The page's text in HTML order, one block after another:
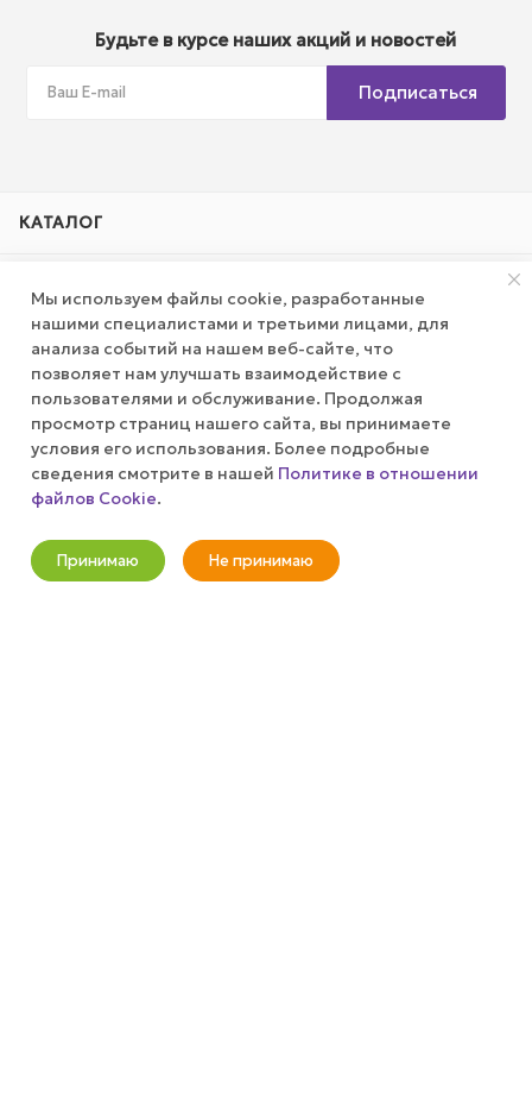
Будьте в курсе наших акций и новостей
Подписаться
КАТАЛОГ
КОМПАНИЯ
ПУБЛИЧНАЯ ОФЕРТА
КАК СДЕЛАТЬ ЗАКАЗ?
+7 (800) 100-37-51
Мы используем файлы cookie, разработанные
нашими специалистами и третьими лицами, для
анализа событий на нашем веб-сайте, что
позволяет нам улучшать взаимодействие с
пользователями и обслуживание. Продолжая
просмотр страниц нашего сайта, вы принимаете
условия его использования. Более подробные
сведения смотрите в нашей Политике в отношении
файлов Cookie.
Принимаю Не принимаю